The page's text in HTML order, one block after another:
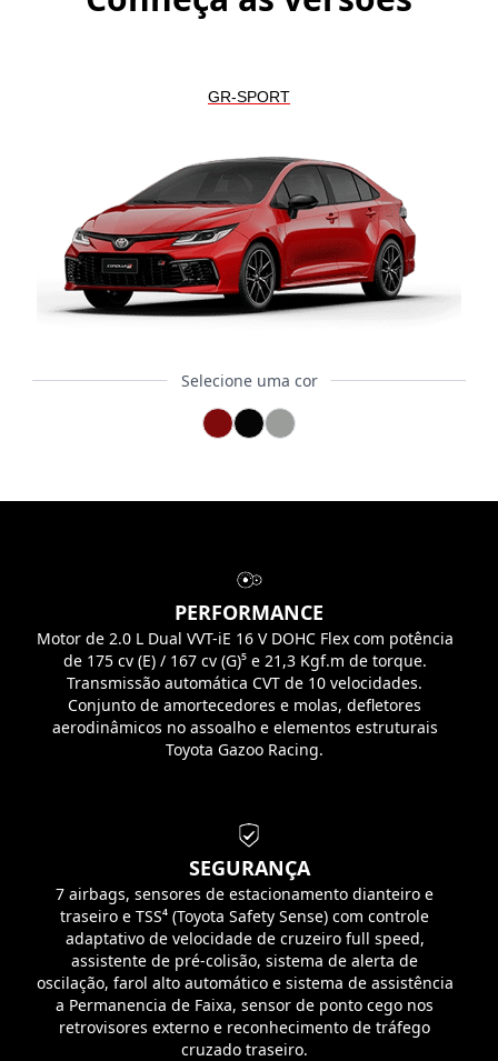
GR-SPORT
Selecione uma cor
PERFORMANCE
Motor de 2.0 L Dual VVT-iE 16 V DOHC Flex com potência
de 175 cv (E) / 167 cv (G)⁵ e 21,3 Kgf.m de torque.
Transmissão automática CVT de 10 velocidades.
Conjunto de amortecedores e molas, defletores
aerodinâmicos no assoalho e elementos estruturais
Toyota Gazoo Racing.
SEGURANÇA
7 airbags, sensores de estacionamento dianteiro e
traseiro e TSS⁴ (Toyota Safety Sense) com controle
adaptativo de velocidade de cruzeiro full speed,
assistente de pré-colisão, sistema de alerta de
oscilação, farol alto automático e sistema de assistência
a Permanencia de Faixa, sensor de ponto cego nos
retrovisores externo e reconhecimento de tráfego
cruzado traseiro.